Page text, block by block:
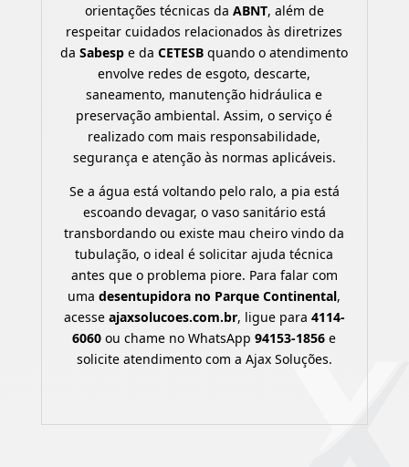
orientações técnicas da ABNT, além de
respeitar cuidados relacionados às diretrizes
daSabesp e daCETESB quando o atendimento
envolve redes de esgoto, descarte,
saneamento, manutenção hidráulica e
preservação ambiental. Assim, o serviço é
realizado com mais responsabilidade,
segurança e atenção às normas aplicáveis.
Se a água está voltando pelo ralo, a pia está
escoando devagar, o vaso sanitário está
transbordando ou existe mau cheiro vindo da
tubulação, o ideal é solicitar ajuda técnica
antes que o problema piore. Para falar com
umadesentupidora no Parque Continental,
acesse ajaxsolucoes.com.br, ligue para 4114-
6060 ou chame no WhatsApp94153-1856 e
solicite atendimento com a Ajax Soluções.